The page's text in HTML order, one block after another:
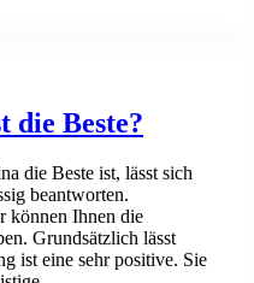
die Beste?
die Beste ist, lässt sich
beantworten.
können Ihnen die
Grundsätzlich lässt
ist eine sehr positive. Sie